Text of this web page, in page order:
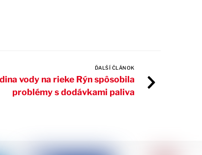
ĎALŠÍ ČLÁNOK
vody na rieke Rýn spôsobila
problémy s dodávkami paliva